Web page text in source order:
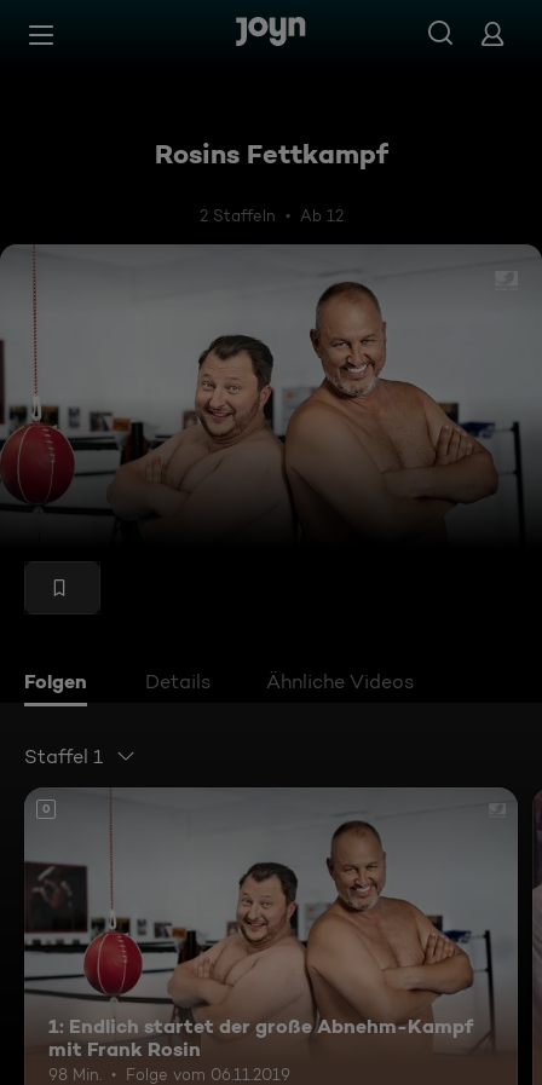
Zum Inhalt springen
Rosins Fettkampf
2 Staffeln Ab 12
Folgen Details Ähnliche Videos
Staffel 1
0
1: Endlich startet der große Abnehm-Kampf
mit Frank Rosin
98 Min. Folge vom 06.11.2019